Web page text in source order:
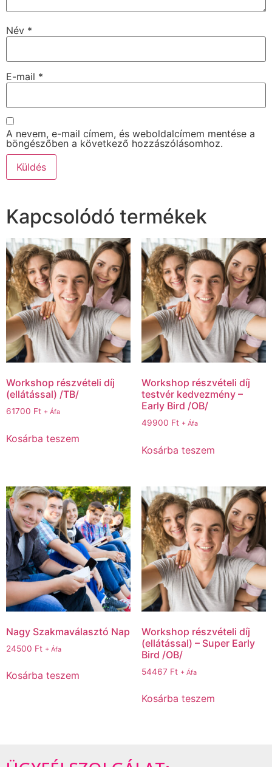
Név *
E-mail *
A nevem, e-mail címem, és weboldalcímem mentése a
böngészőben a következő hozzászólásomhoz.
Kapcsolódó termékek
Workshop részvételi díj
(ellátással) /TB/
61700 Ft + Áfa
Kosárba teszem
Workshop részvételi díj
testvér kedvezmény –
Early Bird /OB/
49900 Ft + Áfa
Kosárba teszem
Nagy Szakmaválasztó Nap
24500 Ft + Áfa
Kosárba teszem
Workshop részvételi díj
(ellátással) – Super Early
Bird /OB/
54467 Ft + Áfa
Kosárba teszem